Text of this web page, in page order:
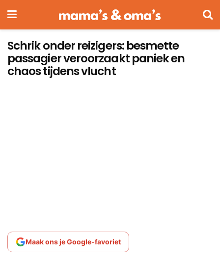
Schrik onder reizigers: besmette
passagier veroorzaakt paniek en
chaos tijdens vlucht
Maak ons je Google-favoriet